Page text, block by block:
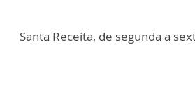
Santa Receita, de segunda a